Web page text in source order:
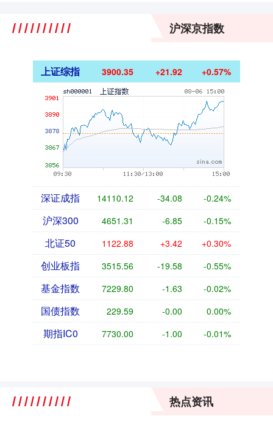
沪深京指数
上证综指 3900.35 +21.92 +0.57%
深证成指 14110.12 -34.08 -0.24%
沪深300 4651.31 -6.85 -0.15%
北证50 1122.88 +3.42 +0.30%
创业板指 3515.56 -19.58 -0.55%
基金指数 7229.80 -1.63 -0.02%
国债指数 229.59 -0.00 0.00%
期指IC0 7730.00 -1.00 -0.01%
热点资讯